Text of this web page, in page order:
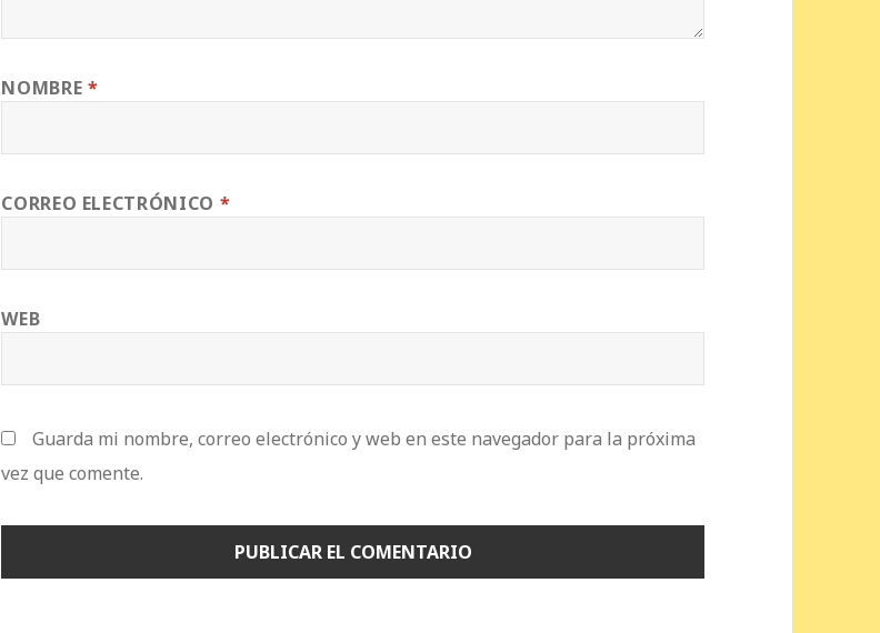
NOMBRE *
CORREO ELECTRÓNICO *
WEB
Guarda mi nombre, correo electrónico y web en este navegador para la próxima
vez que comente.